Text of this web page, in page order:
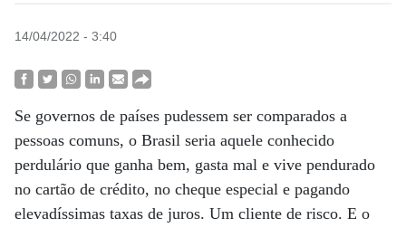
14/04/2022 - 3:40
Se governos de países pudessem ser comparados a
pessoas comuns, o Brasil seria aquele conhecido
perdulário que ganha bem, gasta mal e vive pendurado
no cartão de crédito, no cheque especial e pagando
elevadíssimas taxas de juros. Um cliente de risco. E o